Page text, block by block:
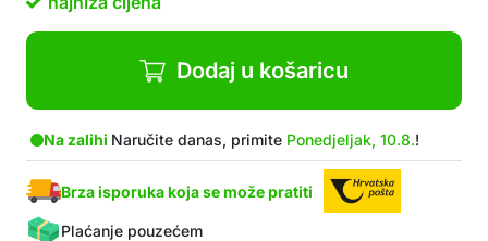
Paket uključuje: 1x vodootporna prostirka (210 x
200 cm)
Dodaj u košaricu
Na zalihi Naručite danas, primite Ponedjeljak, 10.8.!
Brza isporuka koja se može pratiti
Plaćanje pouzećem